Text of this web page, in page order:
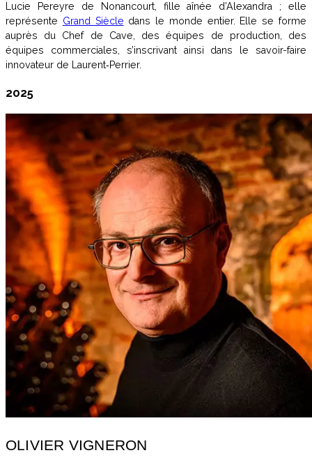
Lucie Pereyre de Nonancourt, fille aînée d’Alexandra ; elle
représente Grand Siècle dans le monde entier. Elle se forme
auprès du Chef de Cave, des équipes de production, des
équipes commerciales, s’inscrivant ainsi dans le savoir-faire
innovateur de Laurent‑Perrier.
2025
OLIVIER VIGNERON